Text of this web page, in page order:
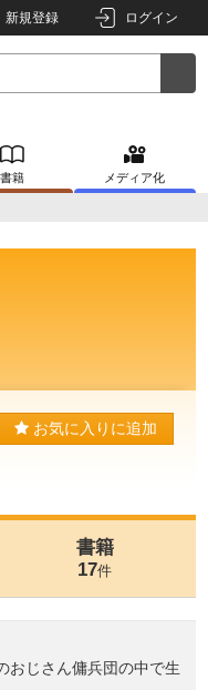
新規登録 ログイン
書籍 メディア化
お気に入りに追加
書籍
17件
おじさん傭兵団の中で生